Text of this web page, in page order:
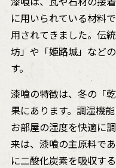
に用いられている材料
用されてきました。伝
坊」や「姫路城」など
す。
漆喰の特徴は、冬の「
果にあります。調湿機
お部屋の湿度を快適に
来は、漆喰の主原料で
に二酸化炭素を吸収す